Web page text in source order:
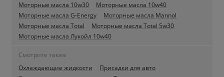
Моторные масла 10w30
Моторные масла 10w40
Моторные масла G-Energy
Моторные масла Mannol
Моторные масла Total
Моторные масла Total 5w30
Моторные масла Лукойл 10w40
Смотрите также
Охлаждающие жидкости
Присадки для авто